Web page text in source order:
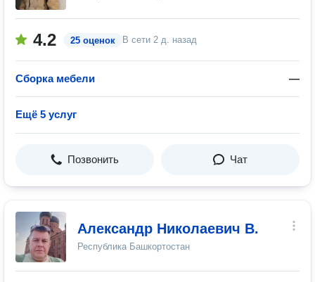
4.2 25 оценок В сети 2 д. назад
Сборка мебели —
Ещё 5 услуг
Позвонить Чат
Александр Николаевич В.
Республика Башкортостан